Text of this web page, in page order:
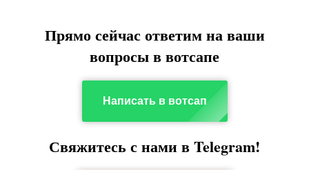
Прямо сейчас ответим на ваши
вопросы в вотсапе
Написать в вотсап
Свяжитесь с нами в Telegram!